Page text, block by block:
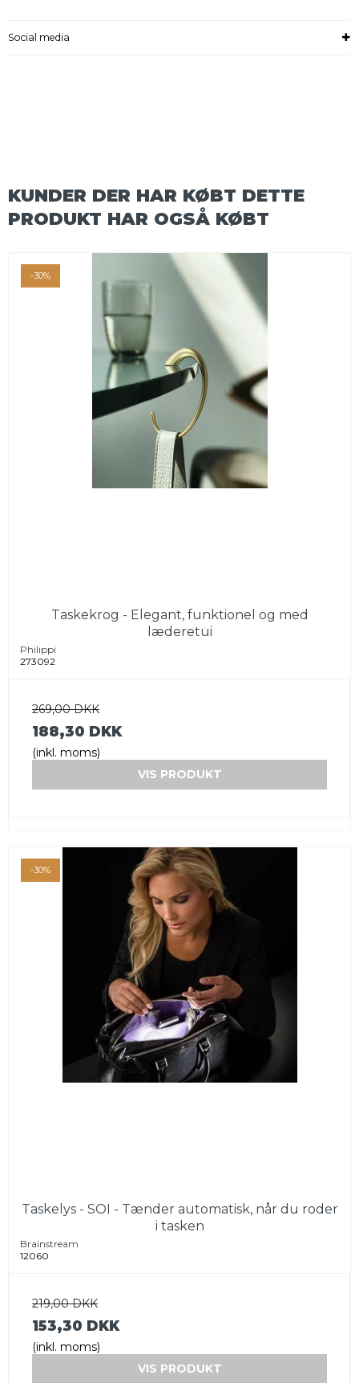
Social media
KUNDER DER HAR KØBT DETTE
PRODUKT HAR OGSÅ KØBT
-30%
Taskekrog - Elegant, funktionel og med
læderetui
Philippi
273092
269,00 DKK
188,30 DKK
(inkl. moms)
VIS PRODUKT
-30%
Taskelys - SOI - Tænder automatisk, når du roder
i tasken
Brainstream
12060
219,00 DKK
153,30 DKK
(inkl. moms)
VIS PRODUKT